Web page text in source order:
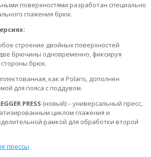
поверхностями разработан специально
глажения брюк.
строение двойных поверхностей
брючины одновременно, фиксируя
стороны брюк.
как и Polaris, дополнен
для пояса с поддувом.
PRESS (новый) – универсальный пресс,
циклом глажения и
рамкой для обработки второй
прессы